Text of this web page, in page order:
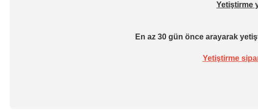
Yetiştirme
En az 30 gün önce arayarak
Yetiştirme